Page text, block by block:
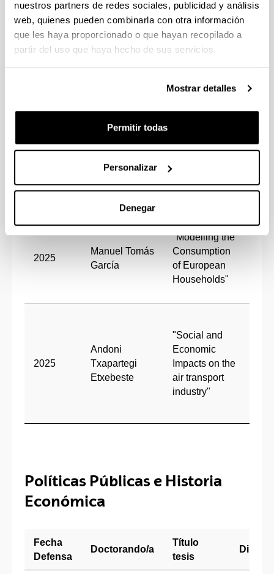
nuestros partners de redes sociales, publicidad y análisis
web, quienes pueden combinarla con otra información
que les haya proporcionado o que hayan recopilado a
partir del uso que haya hecho de sus servicios.
Mostrar detalles
Permitir todas
Personalizar
Denegar
2025
Evelyn Lizeth
Chanatásig
"Unraveling
Volatility
Spillovers and
Price
Dynamics
Across
Electricity
Juma
Michilena
"Exploring
Loneliness in
2025
Manuel Tomás
García
"Modelling the
Consumption
of European
Households"
Dr.
2025
Andoni
Txapartegi
Etxebeste
"Social and
Economic
Impacts on the
air transport
industry"
Políticas Públicas e Historia
Económica
Fecha
Defensa
Doctorando/a
Título
tesis